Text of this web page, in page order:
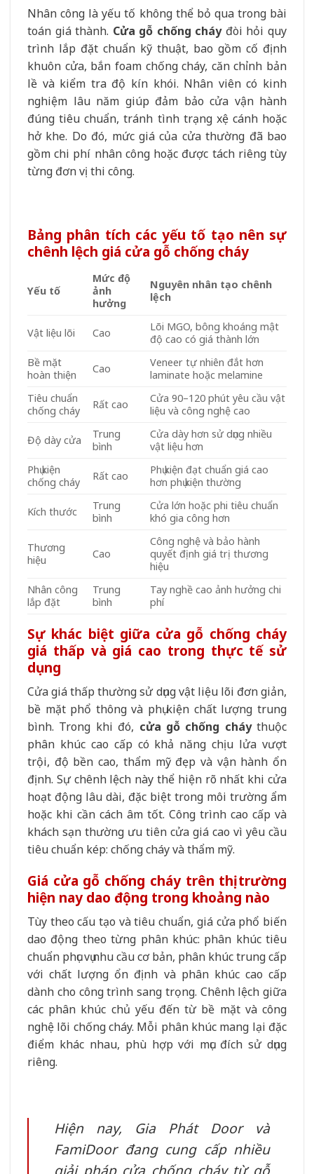
Nhân công là yếu tố không thể bỏ qua trong bài
toán giá thành. Cửa gỗ chống cháyđòi hỏi quy
trình lắp đặt chuẩn kỹ thuật, bao gồm cố định
khuôn cửa, bắn foam chống cháy, căn chỉnh bản
lề và kiểm tra độ kín khói. Nhân viên có kinh
nghiệm lâu năm giúp đảm bảo cửa vận hành
đúng tiêu chuẩn, tránh tình trạng xệ cánh hoặc
hở khe. Do đó, mức giá của cửa thường đã bao
gồm chi phí nhân công hoặc được tách riêng tùy
từng đơn vị thi công.
Bảng phân tích các yếu tố tạo nên sự
chênh lệch giá cửa gỗ chống cháy
Yếu tố
Mức độ
ảnh
hưởng
Nguyên nhân tạo chênh
lệch
Vật liệu lõi Cao
Lõi MGO, bông khoáng mật
độ cao có giá thành lớn
Bề mặt
hoàn thiện
Cao
Veneer tự nhiên đắt hơn
laminate hoặc melamine
Tiêu chuẩn
chống cháy
Rất cao
Cửa 90–120 phút yêu cầu vật
liệu và công nghệ cao
Độ dày cửa
Trung
bình
Cửa dày hơn sử dụng nhiều
vật liệu hơn
Phụ kiện
chống cháy
Rất cao
Phụ kiện đạt chuẩn giá cao
hơn phụ kiện thường
Kích thước
Trung
bình
Cửa lớn hoặc phi tiêu chuẩn
khó gia công hơn
Thương
hiệu
Cao
Công nghệ và bảo hành
quyết định giá trị thương
hiệu
Nhân công
lắp đặt
Trung
bình
Tay nghề cao ảnh hưởng chi
phí
Sự khác biệt giữa cửa gỗ chống cháy
giá thấp và giá cao trong thực tế sử
dụng
Cửa giá thấp thường sử dụng vật liệu lõi đơn giản,
bề mặt phổ thông và phụ kiện chất lượng trung
bình. Trong khi đó, cửa gỗ chống cháythuộc
phân khúc cao cấp có khả năng chịu lửa vượt
trội, độ bền cao, thẩm mỹ đẹp và vận hành ổn
định. Sự chênh lệch này thể hiện rõ nhất khi cửa
hoạt động lâu dài, đặc biệt trong môi trường ẩm
hoặc khi cần cách âm tốt. Công trình cao cấp và
khách sạn thường ưu tiên cửa giá cao vì yêu cầu
tiêu chuẩn kép: chống cháy và thẩm mỹ.
Giá cửa gỗ chống cháy trên thị trường
hiện nay dao động trong khoảng nào
Tùy theo cấu tạo và tiêu chuẩn, giá cửa phổ biến
dao động theo từng phân khúc: phân khúc tiêu
chuẩn phục vụ nhu cầu cơ bản, phân khúc trung cấp
với chất lượng ổn định và phân khúc cao cấp
dành cho công trình sang trọng. Chênh lệch giữa
các phân khúc chủ yếu đến từ bề mặt và công
nghệ lõi chống cháy. Mỗi phân khúc mang lại đặc
điểm khác nhau, phù hợp với mục đích sử dụng
riêng.
Hiện nay, Gia Phát Door và
FamiDoor đang cung cấp nhiều
giải pháp cửa chống cháy từ gỗ